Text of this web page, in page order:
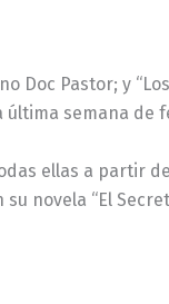
Doc Pastor; y
última semana de
ellas a partir
novela “El